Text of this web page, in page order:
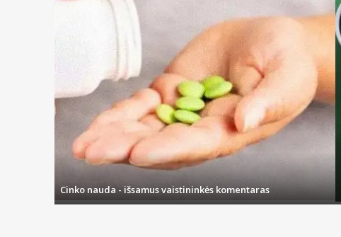
Cinko nauda - išsamus vaistininkės komentaras